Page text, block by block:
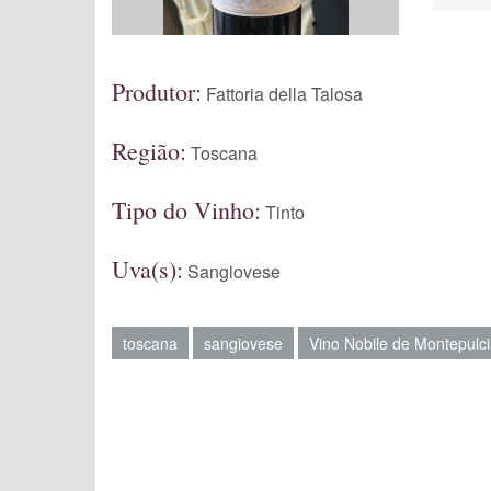
Produtor: Fattoria della Talosa
Região: Toscana
Tipo do Vinho: Tinto
Uva(s): Sangiovese
toscana sangiovese Vino Nobile de